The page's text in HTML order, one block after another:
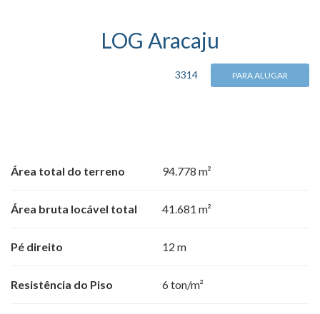
LOG Aracaju
3314 PARA ALUGAR
Área total do terreno 94.778 m²
Área bruta locável total 41.681 m²
Pé direito 12 m
Resistência do Piso 6 ton/m²